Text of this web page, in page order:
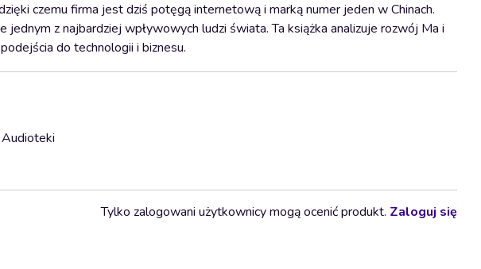
czemu firma jest dziś potęgą internetową i marką numer jeden w Chinach.
z najbardziej wpływowych ludzi świata. Ta książka analizuje rozwój Ma i
do technologii i biznesu.
Audioteki
Tylko zalogowani użytkownicy mogą ocenić produkt. Zaloguj się